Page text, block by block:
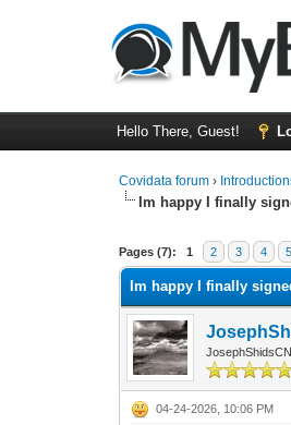
Hello There, Guest!
Covidata forum ›
Im happy I finally
Pages (7): 1 2 3 4 5
0 Vote(s) - 0 Average
1
2
3
4
5
Im happy I finally
JosephShidsCN
04-24-2026, 10:06 PM